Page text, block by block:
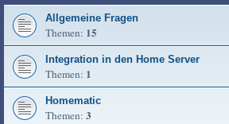
Allgemeine Fragen
Themen: 15
Integration in den Home Server
Themen: 1
Homematic
Themen: 3